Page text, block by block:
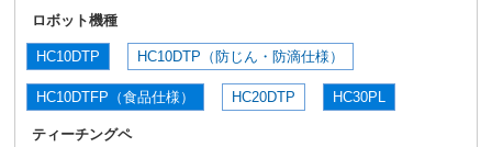
ロボット機種
HC10DTP HC10DTP（防じん・防滴仕様）
HC10DTFP（食品仕様） HC20DTP HC30PL
ティーチングペ